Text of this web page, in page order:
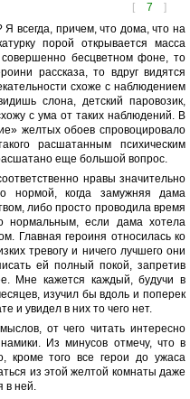
[ 7 ]
всегда, причем, что дома, что на
порой открывается масса
бесцветном фоне, то
рассказа, то вдруг видятся
схоже с наблюдением
слона, детский паровозик,
с ума от таких наблюдений. В
желтых обоев спровоцировало
расшатанным психическим
еще большой вопрос.
нравы значительно
нормой, когда замужняя дама
либо просто проводила время
нормальным, если дама хотела
Главная героиня относилась ко
тревогу и ничего лучшего они
ей полный покой, запретив
Мне кажется каждый, будучи в
изучил бы вдоль и поперек
и увидел в них то чего нет.
от чего читать интересно
Из минусов отмечу, что в
кроме того все герои до ужаса
из этой желтой комнаты даже
в ней.